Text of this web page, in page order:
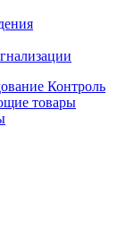
Контроль
товары